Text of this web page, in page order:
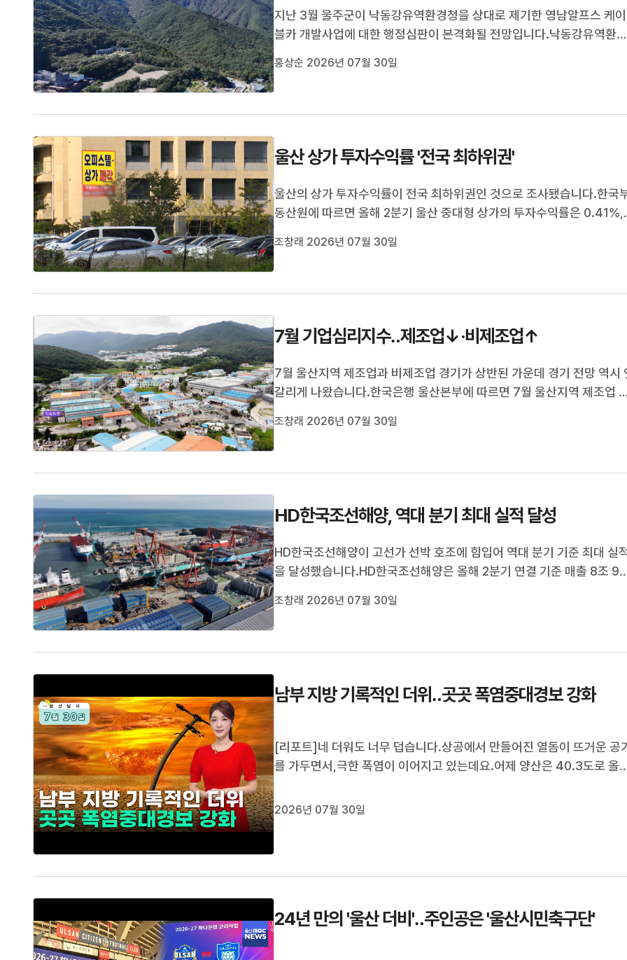
지난 3월 울주군이 낙동강유역환경청을 상대로 제기한 영남알프스 케이
블카 개발사업에 대한 행정심판이 본격화될 전망입니다.낙동강유역환경
를 제출하면서 행정 심판에 대응할 채비를 갖췄습니다.울주군은 수년 동
홍상순 2026년 07월 30일
울산 상가 투자수익률 '전국 최하위권'
울산의 상가 투자수익률이 전국 최하위권인 것으로 조사됐습니다.한국
동산원에 따르면 올해 2분기 울산 중대형 상가의 투자수익률은 0.41%,
았습니다.또 오피스 공실률은 16.3%, 일반 상가는 14.3%, 집합 상가는
조창래 2026년 07월 30일
7월 기업심리지수‥제조업↓·비제조업↑
7월 울산지역 제조업과 비제조업 경기가 상반된 가운데 경기 전망 역시
갈리게 나왔습니다.한국은행 울산본부에 따르면 7월 울산지역 제조업 기
수는 108.7로 8.6p 상승했습니다.또 다음 달 전망도 제조업은 4.1p 하락
조창래 2026년 07월 30일
HD한국조선해양, 역대 분기 최대 실적 달성
HD한국조선해양이 고선가 선박 호조에 힘입어 역대 분기 기준 최대 실
을 달성했습니다.HD한국조선해양은 올해 2분기 연결 기준 매출 8조 9
는 전년 동기 대비 매출은 20.2%, 영업이익이 72.5% 증가한 것으로, 역
조창래 2026년 07월 30일
남부 지방 기록적인 더위‥곳곳 폭염중대경보 강화
[리포트]네 더워도 너무 덥습니다.상공에서 만들어진 열돔이 뜨거운 공
를 가두면서,극한 폭염이 이어지고 있는데요.어제 양산은 40.3도로 올
온을 갈아치웠습니다.이 여파로 부산 일부 지역에는 폭염중대경보도 내려
2026년 07월 30일
24년 만의 '울산 더비'‥주인공은 '울산시민축구단'